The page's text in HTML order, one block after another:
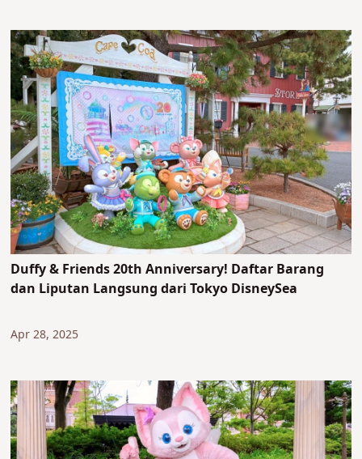
Duffy & Friends 20th Anniversary! Daftar Barang
dan Liputan Langsung dari Tokyo DisneySea
Apr 28, 2025